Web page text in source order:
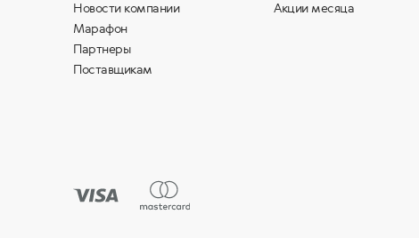
Новости компании
Марафон
Партнеры
Поставщикам
Акции месяца